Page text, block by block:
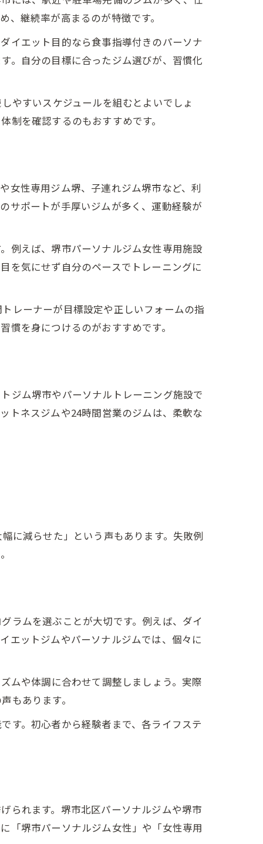
継続率が高まるのが特徴です。
イエット目的なら食事指導付きのパーソナ
。自分の目標に合ったジム選びが、習慣化
やすいスケジュールを組むとよいでしょ
制を確認するのもおすすめです。
女性専用ジム堺、子連れジム堺市など、利
サポートが手厚いジムが多く、運動経験が
例えば、堺市パーソナルジム女性専用施設
を気にせず自分のペースでトレーニングに
レーナーが目標設定や正しいフォームの指
を身につけるのがおすすめです。
ジム堺市やパーソナルトレーニング施設で
トネスジムや24時間営業のジムは、柔軟な
に減らせた」という声もあります。失敗例
ラムを選ぶことが大切です。例えば、ダイ
エットジムやパーソナルジムでは、個々に
ムや体調に合わせて調整しましょう。実際
もあります。
す。初心者から経験者まで、各ライフステ
られます。堺市北区パーソナルジムや堺市
「堺市パーソナルジム女性」や「女性専用